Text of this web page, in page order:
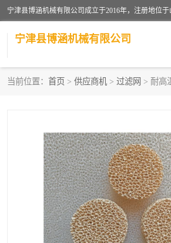
宁津县博涵机械有限公司
当前位置： 首页 > 供应商机 > 过滤网 > 耐高
纤维网 挡渣
挡渣网 避脏